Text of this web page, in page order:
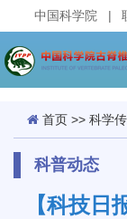
中国科学院 |
首页 >> 科学
科普动态
【科技日